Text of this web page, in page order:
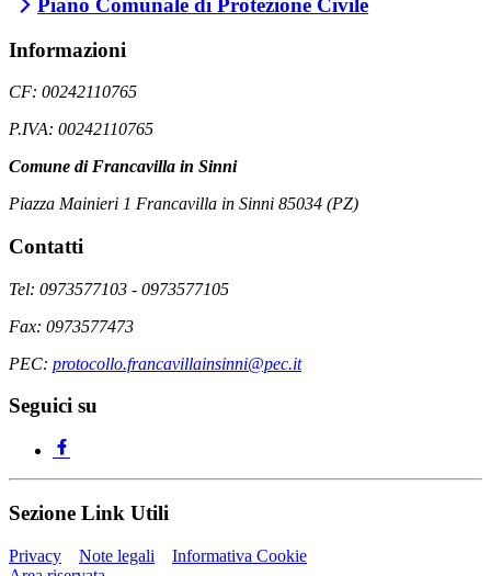
Piano Comunale di Protezione Civile
Informazioni
CF: 00242110765
P.IVA: 00242110765
Comune di Francavilla in Sinni
Piazza Mainieri 1 Francavilla in Sinni 85034 (PZ)
Contatti
Tel: 0973577103 - 0973577105
Fax: 0973577473
PEC: protocollo.francavillainsinni@pec.it
Seguici su
Sezione Link Utili
Privacy Note legali
Informativa Cookie